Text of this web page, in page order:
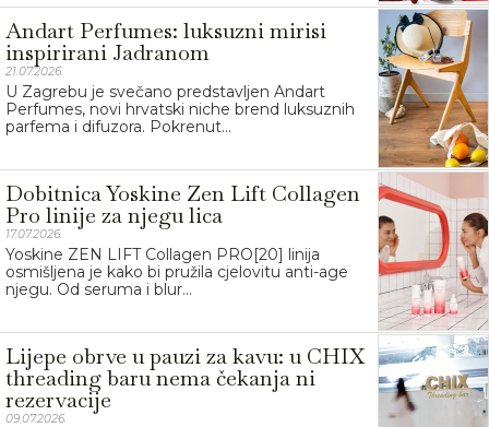
Andart Perfumes: luksuzni mirisi
inspirirani Jadranom
21.07.2026.
U Zagrebu je svečano predstavljen Andart
Perfumes, novi hrvatski niche brend luksuznih
parfema i difuzora. Pokrenut...
Dobitnica Yoskine Zen Lift Collagen
Pro linije za njegu lica
17.07.2026.
Yoskine ZEN LIFT Collagen PRO[20] linija
osmišljena je kako bi pružila cjelovitu anti-age
njegu. Od seruma i blur...
Lijepe obrve u pauzi za kavu: u CHIX
threading baru nema čekanja ni
rezervacije
09.07.2026.